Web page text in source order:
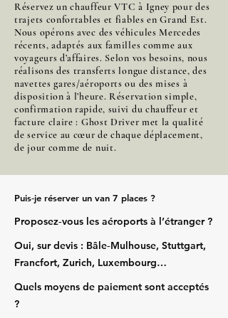
Réservez un chauffeur VTC à Igney pour des
trajets confortables et fiables en Grand Est.
Nous opérons avec des véhicules Mercedes
récents, adaptés aux familles comme aux
voyageurs d’affaires. Selon vos besoins, nous
réalisons des transferts longue distance, des
navettes gares/aéroports ou des mises à
disposition à l’heure. Réservation simple,
confirmation rapide, suivi du chauffeur et
facture claire : Ghost Driver met la qualité
de service au cœur de chaque déplacement,
de jour comme de nuit.
Puis‑je réserver un van 7 places ?
Proposez‑vous les aéroports à l’étranger ?
Oui, sur devis : Bâle‑Mulhouse, Stuttgart,
Francfort, Zurich, Luxembourg…
Quels moyens de paiement sont acceptés
?